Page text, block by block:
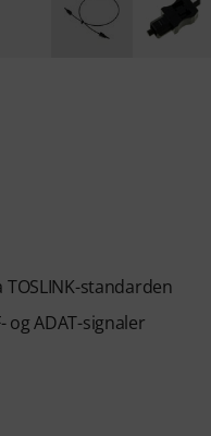
standarden
og ADAT-signaler